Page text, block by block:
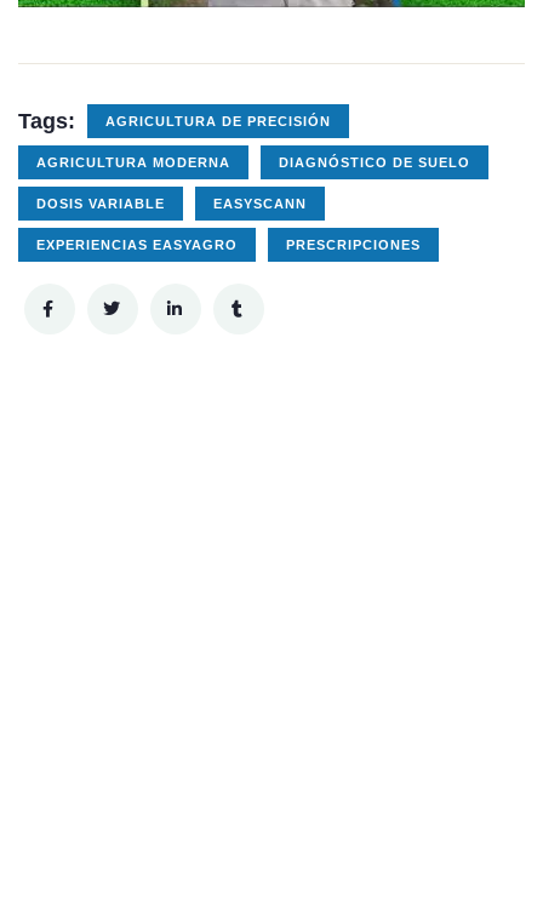
Tags: AGRICULTURA DE PRECISIÓN
AGRICULTURA MODERNA DIAGNÓSTICO DE SUELO
DOSIS VARIABLE EASYSCANN
EXPERIENCIAS EASYAGRO PRESCRIPCIONES